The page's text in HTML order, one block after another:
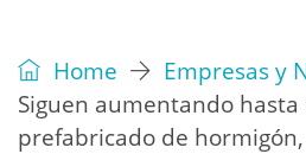
Home
Empresas y
Siguen aumentando hasta
prefabricado de